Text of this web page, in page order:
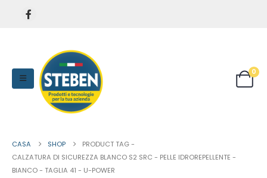
0
CASA SHOP
PRODUCT TAG -
CALZATURA DI SICUREZZA BLANCO S2 SRC - PELLE IDROREPELLENTE -
BIANCO - TAGLIA 41 - U-POWER